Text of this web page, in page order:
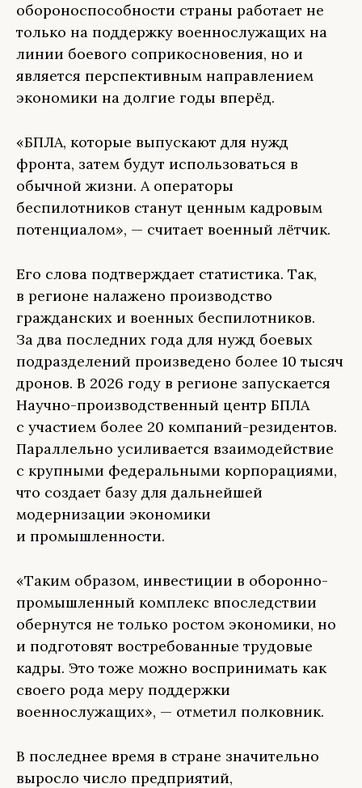
обороноспособности страны работает не
только на поддержку военнослужащих на
линии боевого соприкосновения, но и
является перспективным направлением
экономики на долгие годы вперёд.
«БПЛА, которые выпускают для нужд
фронта, затем будут использоваться в
обычной жизни. А операторы
беспилотников станут ценным кадровым
потенциалом», — считает военный лётчик.
Его слова подтверждает статистика. Так,
в регионе налажено производство
гражданских и военных беспилотников.
За два последних года для нужд боевых
подразделений произведено более 10 тысяч
дронов. В 2026 году в регионе запускается
Научно-производственный центр БПЛА
с участием более 20 компаний-резидентов.
Параллельно усиливается взаимодействие
с крупными федеральными корпорациями,
что создает базу для дальнейшей
модернизации экономики
и промышленности.
«Таким образом, инвестиции в оборонно-
промышленный комплекс впоследствии
обернутся не только ростом экономики, но
и подготовят востребованные трудовые
кадры. Это тоже можно воспринимать как
своего рода меру поддержки
военнослужащих», — отметил полковник.
В последнее время в стране значительно
выросло число предприятий,